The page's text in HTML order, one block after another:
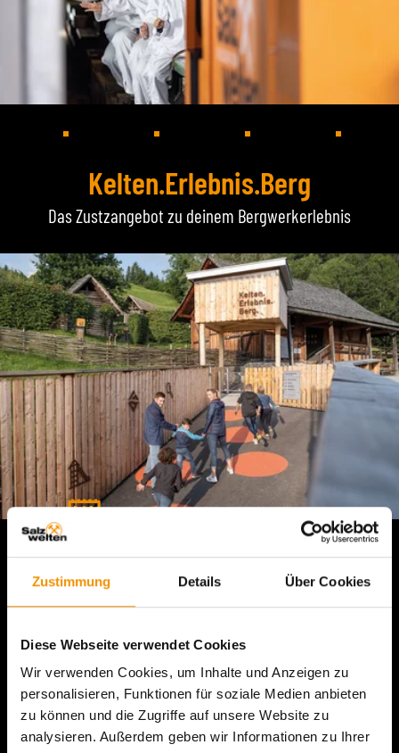
Zustimmung Details Über Cookies
Diese Webseite verwendet Cookies
Wir verwenden Cookies, um Inhalte und Anzeigen zu
personalisieren, Funktionen für soziale Medien anbieten
zu können und die Zugriffe auf unsere Website zu
analysieren. Außerdem geben wir Informationen zu Ihrer
Kelten.Erlebnis.Berg
Das Zustzangebot zu deinem Bergwerkerlebnis
Tauche im originalgetreu nachgebauten
Keltendorf SALINAin das Leben vor 2.600
Jahren ein und entdecke, wie die Kelten am
Dürrnberg lebten und arbeiteten. Das